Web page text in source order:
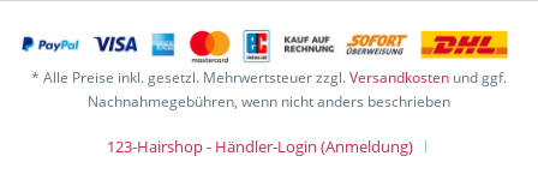
* Alle Preise inkl. gesetzl. Mehrwertsteuer zzgl.Versandkosten und ggf.
Nachnahmegebühren, wenn nicht anders beschrieben
123-Hairshop - Händler-Login (Anmeldung)